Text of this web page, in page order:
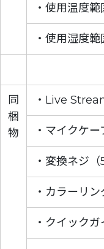
・使用温度
・使用湿度
同
梱
物
・Live
・マイクケ
・変換ネジ
・カラーリン
・クイックガ